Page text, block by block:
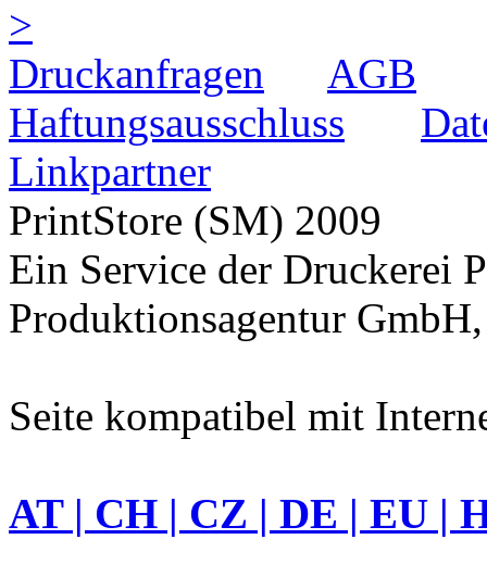
>
Druckanfragen
AGB
Haftungsausschluss
Linkpartner
PrintStore (SM) 2009
Ein Service der Druckerei
Produktionsagentur
Seite kompatibel mit
AT | CH | CZ | DE | EU |